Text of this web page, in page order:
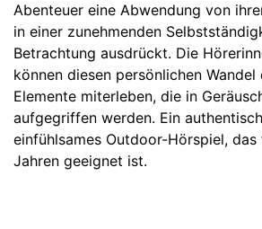
Abenteuer eine Abwendung von
in einer zunehmenden
Betrachtung ausdrückt. Die
können diesen persönlichen
Elemente miterleben, die in
aufgegriffen werden. Ein
einfühlsames Outdoor-Hörspiel,
Jahren geeignet ist.